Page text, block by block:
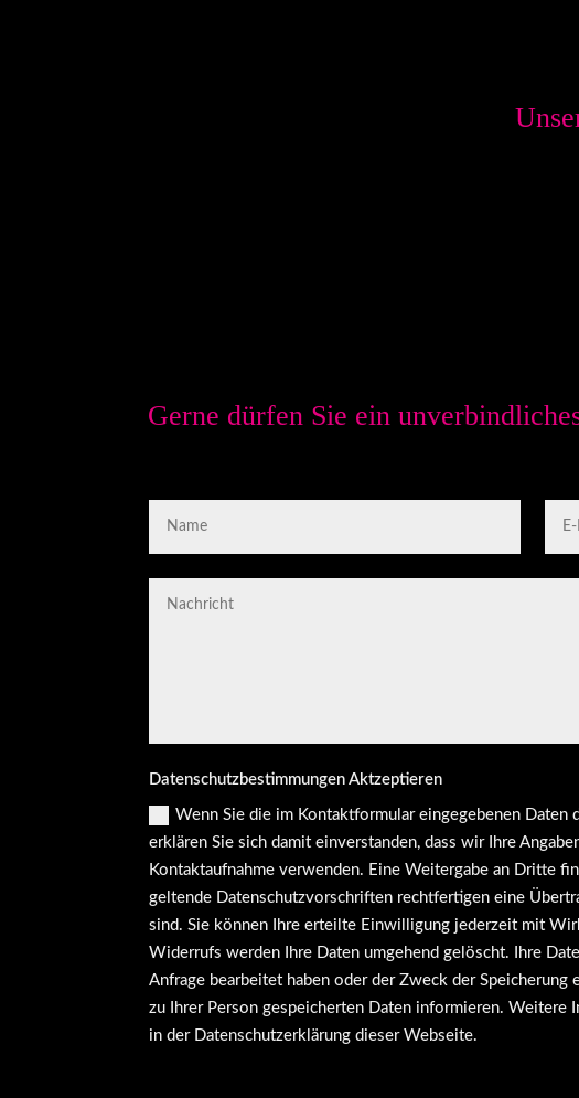
Gerne dürfen Sie ein
Datenschutzbestimmungen Aktzeptieren
Wenn Sie die im Kontaktformular eingegebenen Daten
erklären Sie sich damit einverstanden, dass wir Ihre
Kontaktaufnahme verwenden. Eine Weitergabe an Dritte
geltende Datenschutzvorschriften rechtfertigen eine
sind. Sie können Ihre erteilte Einwilligung jederzeit mit
Widerrufs werden Ihre Daten umgehend gelöscht. Ihre
Anfrage bearbeitet haben oder der Zweck der
zu Ihrer Person gespeicherten Daten informieren. Weitere
in der Datenschutzerklärung dieser Webseite.